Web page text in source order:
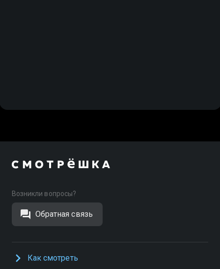
Возникли вопросы?
Обратная связь
Как смотреть